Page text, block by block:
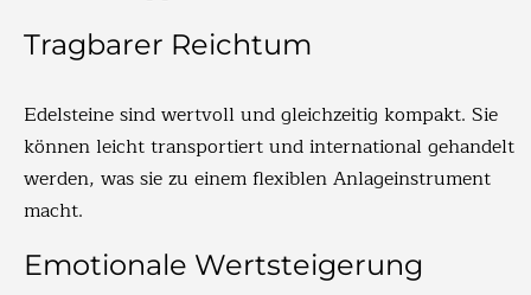
Tragbarer Reichtum
Edelsteine sind wertvoll und gleichzeitig kompakt. Sie
können leicht transportiert und international gehandelt
werden, was sie zu einem flexiblen Anlageinstrument
macht.
Emotionale Wertsteigerung